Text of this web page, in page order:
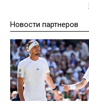
Новости партнеров